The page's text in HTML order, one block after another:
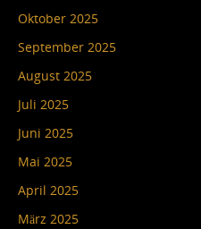
Oktober 2025
September 2025
August 2025
Juli 2025
Juni 2025
Mai 2025
April 2025
März 2025